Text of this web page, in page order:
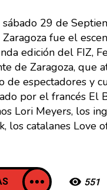
sábado 29 de
fue el
edición del FIZ,
de Zaragoza, que
de espectadores y
por el francés El
Lori Meyers, los
los catalanes Love
551